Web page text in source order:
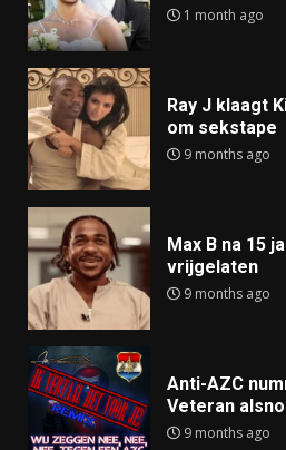
1 month ago
Ray J klaagt
om sekstape
9 months ago
Max B na 15
vrijgelaten
9 months ago
Anti-AZC
Veteran
9 months ago